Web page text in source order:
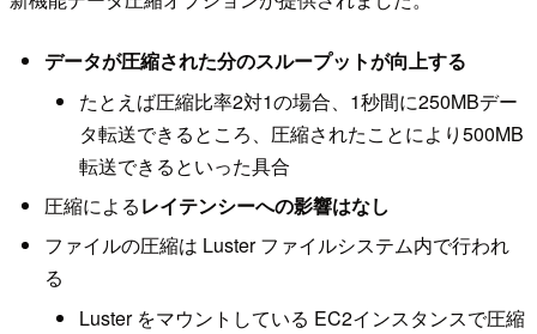
データが圧縮された分のスループットが向上する
たとえば圧縮比率2対1の場合、1秒間に250MBデー
タ転送できるところ、圧縮されたことにより500MB
転送できるといった具合
圧縮によるレイテンシーへの影響はなし
ファイルの圧縮は Luster ファイルシステム内で行われ
る
Luster をマウントしている EC2インスタンスで圧縮